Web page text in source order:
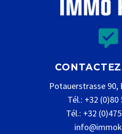


Potauerstrasse 90,
Tél.: +32 (0)80
Tél.: +32